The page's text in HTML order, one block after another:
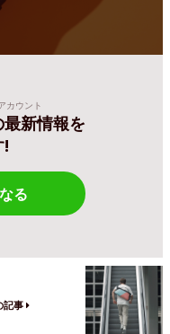
カウント
最新情報を
!
る
記事